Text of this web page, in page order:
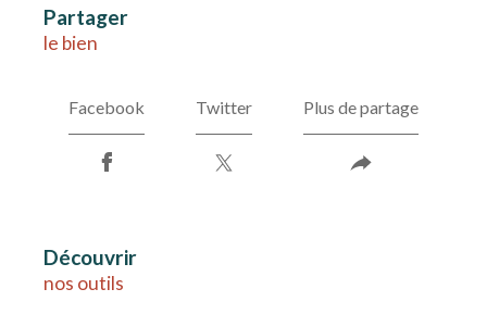
partager
le bien
Facebook Twitter Plus de partage
découvrir
nos outils